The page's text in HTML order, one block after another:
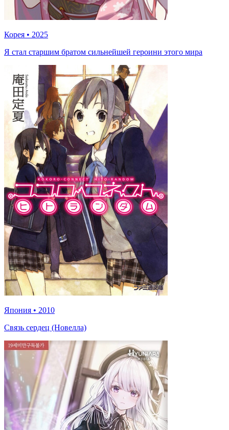
Корея • 2025
Я стал старшим братом сильнейшей героини этого мира
Япония • 2010
Связь сердец (Новелла)